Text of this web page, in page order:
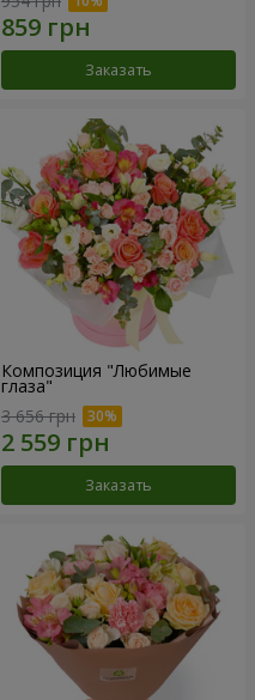
Заказать
Композиция "Любимые
глаза"
3 656 грн
Заказать